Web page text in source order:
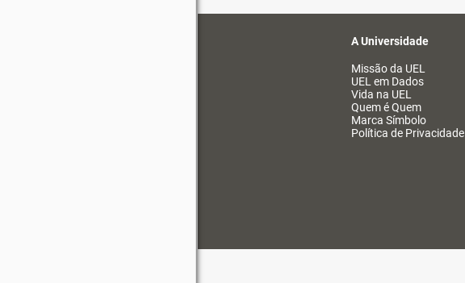
A Universidade
Missão da UEL
UEL em Dados
Vida na UEL
Quem é Quem
Marca Símbolo
Política de Privacidade